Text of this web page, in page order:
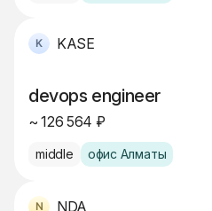
KASE
devops engineer
~ 126 564 ₽
middle офис Алматы
NDA